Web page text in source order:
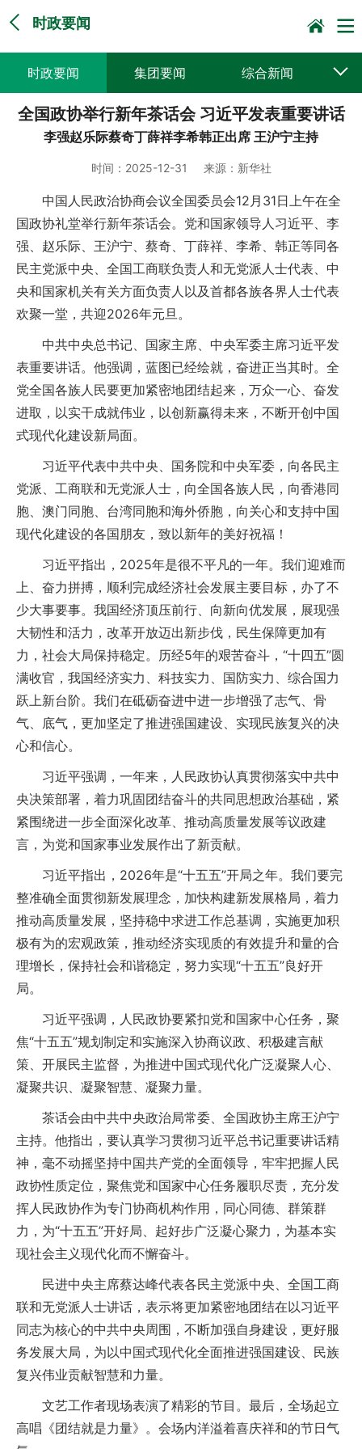
时政要闻
时政要闻 集团要闻 综合新闻
媒体聚焦 党建动态 普遍服务
集邮报道
全国政协举行新年茶话会 习近平发表重要讲话
李强赵乐际蔡奇丁薛祥李希韩正出席 王沪宁主持
时间： 2025-12-31 来源： 新华社
中国人民政治协商会议全国委员会12月31日上午在全
国政协礼堂举行新年茶话会。党和国家领导人习近平、李
强、赵乐际、王沪宁、蔡奇、丁薛祥、李希、韩正等同各
民主党派中央、全国工商联负责人和无党派人士代表、中
央和国家机关有关方面负责人以及首都各族各界人士代表
欢聚一堂，共迎2026年元旦。
中共中央总书记、国家主席、中央军委主席习近平发
表重要讲话。他强调，蓝图已经绘就，奋进正当其时。全
党全国各族人民要更加紧密地团结起来，万众一心、奋发
进取，以实干成就伟业，以创新赢得未来，不断开创中国
式现代化建设新局面。
习近平代表中共中央、国务院和中央军委，向各民主
党派、工商联和无党派人士，向全国各族人民，向香港同
胞、澳门同胞、台湾同胞和海外侨胞，向关心和支持中国
现代化建设的各国朋友，致以新年的美好祝福！
习近平指出，2025年是很不平凡的一年。我们迎难而
上、奋力拼搏，顺利完成经济社会发展主要目标，办了不
少大事要事。我国经济顶压前行、向新向优发展，展现强
大韧性和活力，改革开放迈出新步伐，民生保障更加有
力，社会大局保持稳定。历经5年的艰苦奋斗，“十四五”圆
满收官，我国经济实力、科技实力、国防实力、综合国力
跃上新台阶。我们在砥砺奋进中进一步增强了志气、骨
气、底气，更加坚定了推进强国建设、实现民族复兴的决
心和信心。
习近平强调，一年来，人民政协认真贯彻落实中共中
央决策部署，着力巩固团结奋斗的共同思想政治基础，紧
紧围绕进一步全面深化改革、推动高质量发展等议政建
言，为党和国家事业发展作出了新贡献。
习近平指出，2026年是“十五五”开局之年。我们要完
整准确全面贯彻新发展理念，加快构建新发展格局，着力
推动高质量发展，坚持稳中求进工作总基调，实施更加积
极有为的宏观政策，推动经济实现质的有效提升和量的合
理增长，保持社会和谐稳定，努力实现“十五五”良好开
局。
习近平强调，人民政协要紧扣党和国家中心任务，聚
焦“十五五”规划制定和实施深入协商议政、积极建言献
策、开展民主监督，为推进中国式现代化广泛凝聚人心、
凝聚共识、凝聚智慧、凝聚力量。
茶话会由中共中央政治局常委、全国政协主席王沪宁
主持。他指出，要认真学习贯彻习近平总书记重要讲话精
神，毫不动摇坚持中国共产党的全面领导，牢牢把握人民
政协性质定位，聚焦党和国家中心任务履职尽责，充分发
挥人民政协作为专门协商机构作用，同心同德、群策群
力，为“十五五”开好局、起好步广泛凝心聚力，为基本实
现社会主义现代化而不懈奋斗。
民进中央主席蔡达峰代表各民主党派中央、全国工商
联和无党派人士讲话，表示将更加紧密地团结在以习近平
同志为核心的中共中央周围，不断加强自身建设，更好服
务发展大局，为以中国式现代化全面推进强国建设、民族
复兴伟业贡献智慧和力量。
文艺工作者现场表演了精彩的节目。最后，全场起立
高唱《团结就是力量》。会场内洋溢着喜庆祥和的节日气